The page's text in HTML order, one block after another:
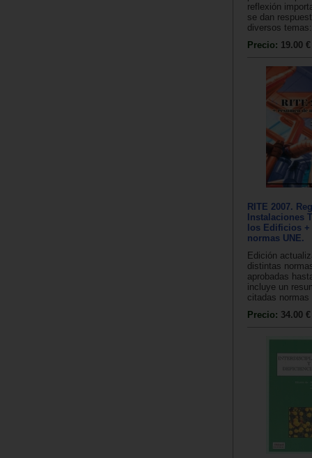
reflexión
se dan
diversos
Precio: 19.00 €
RITE 2007.
Instalaciones
los Edificios +
normas UNE.
Edición
distintas
aprobadas
incluye un
citadas
Precio: 34.00 €